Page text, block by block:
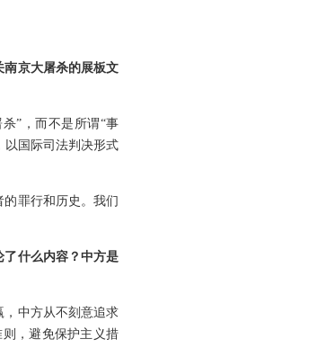
南京大屠杀的展板文
”，而不是所谓“事
以国际司法判决形式
罪行和历史。我们
了什么内容？中方是
，中方从不刻意追求
，避免保护主义措